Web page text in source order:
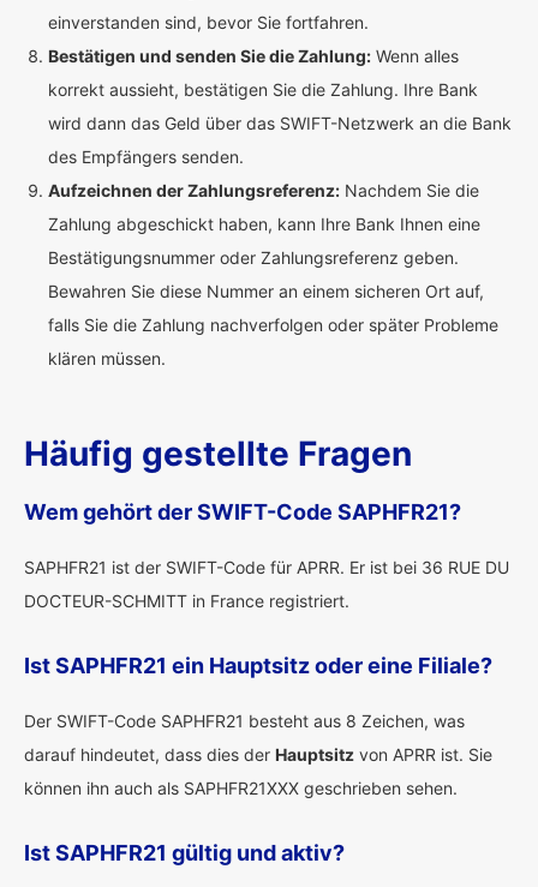
einverstanden sind, bevor Sie fortfahren.
Bestätigen und senden Sie die Zahlung: Wenn alles
korrekt aussieht, bestätigen Sie die Zahlung. Ihre Bank
wird dann das Geld über das SWIFT-Netzwerk an die Bank
des Empfängers senden.
Aufzeichnen der Zahlungsreferenz: Nachdem Sie die
Zahlung abgeschickt haben, kann Ihre Bank Ihnen eine
Bestätigungsnummer oder Zahlungsreferenz geben.
Bewahren Sie diese Nummer an einem sicheren Ort auf,
falls Sie die Zahlung nachverfolgen oder später Probleme
klären müssen.
Häufig gestellte Fragen
Wem gehört der SWIFT-Code SAPHFR21?
SAPHFR21 ist der SWIFT-Code für APRR. Er ist bei 36 RUE DU
DOCTEUR-SCHMITT in France registriert.
Ist SAPHFR21 ein Hauptsitz oder eine Filiale?
Der SWIFT-Code SAPHFR21 besteht aus 8 Zeichen, was
darauf hindeutet, dass dies der Hauptsitz von APRR ist. Sie
können ihn auch als SAPHFR21XXX geschrieben sehen.
Ist SAPHFR21 gültig und aktiv?